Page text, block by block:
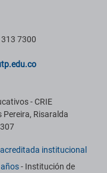
7300
- CRIE
Risaralda
institucional
- Institución de